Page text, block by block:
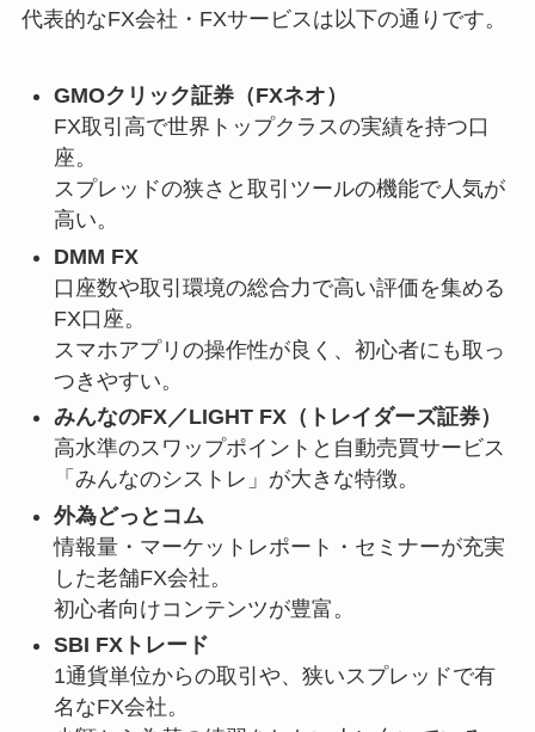
代表的なFX会社・FXサービスは以下の通りです。
GMOクリック証券（FXネオ）
FX取引高で世界トップクラスの実績を持つ口
座。
スプレッドの狭さと取引ツールの機能で人気が
高い。
DMM FX
口座数や取引環境の総合力で高い評価を集める
FX口座。
スマホアプリの操作性が良く、初心者にも取っ
つきやすい。
みんなのFX／LIGHT FX（トレイダーズ証券）
高水準のスワップポイントと自動売買サービス
「みんなのシストレ」が大きな特徴。
外為どっとコム
情報量・マーケットレポート・セミナーが充実
した老舗FX会社。
初心者向けコンテンツが豊富。
SBI FXトレード
1通貨単位からの取引や、狭いスプレッドで有
名なFX会社。